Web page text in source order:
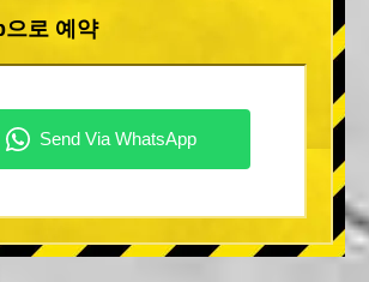
로 예약